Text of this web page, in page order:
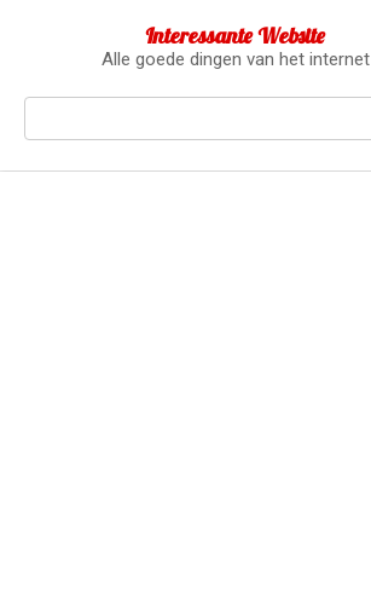
Interessante Website
Alle goede dingen van het internet